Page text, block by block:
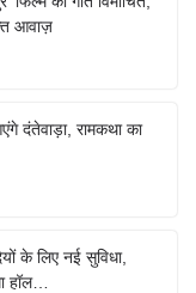
आवाज़
दंतेवाड़ा, रामकथा का
के लिए नई सुविधा,
हॉल…